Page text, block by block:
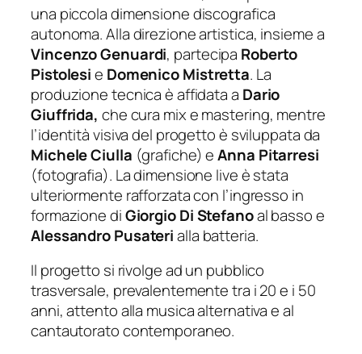
una piccola dimensione discografica
autonoma. Alla direzione artistica, insieme a
Vincenzo Genuardi, partecipa Roberto
Pistolesie Domenico Mistretta. La
produzione tecnica è affidata a Dario
Giuffrida, che cura mix e mastering, mentre
l’identità visiva del progetto è sviluppata da
Michele Ciulla (grafiche) eAnna Pitarresi
(fotografia). La dimensione live è stata
ulteriormente rafforzata con l’ingresso in
formazione diGiorgio Di Stefanoal basso e
Alessandro Pusaterialla batteria.
Il progetto si rivolge ad un pubblico
trasversale, prevalentemente tra i 20 e i 50
anni, attento alla musica alternativa e al
cantautorato contemporaneo.